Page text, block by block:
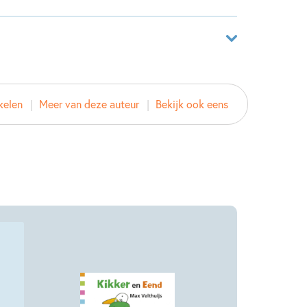
Luisterboeken
Meer van deze auteur Bekijk ook eens